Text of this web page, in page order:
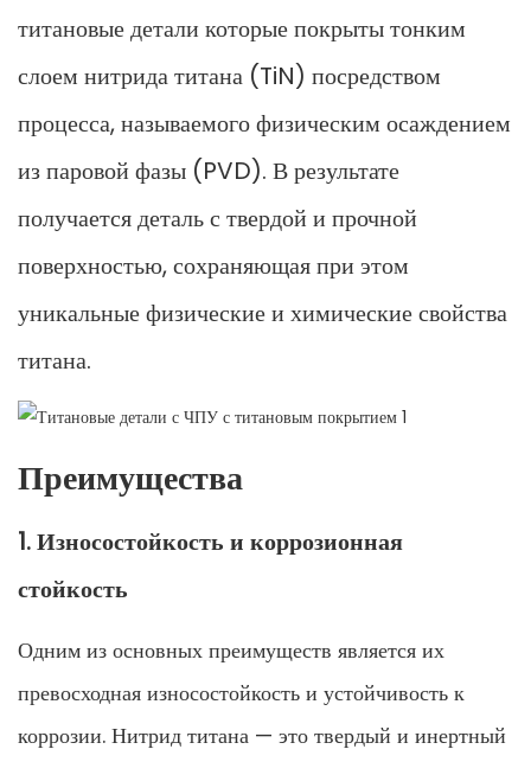
титановые детали которые покрыты тонким
слоем нитрида титана (TiN) посредством
процесса, называемого физическим осаждением
из паровой фазы (PVD). В результате
получается деталь с твердой и прочной
поверхностью, сохраняющая при этом
уникальные физические и химические свойства
титана.
Преимущества
1. Износостойкость и коррозионная
стойкость
Одним из основных преимуществ является их
превосходная износостойкость и устойчивость к
коррозии. Нитрид титана — это твердый и инертный